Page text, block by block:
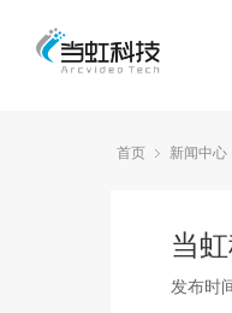
首页 新闻中心
当
发布时